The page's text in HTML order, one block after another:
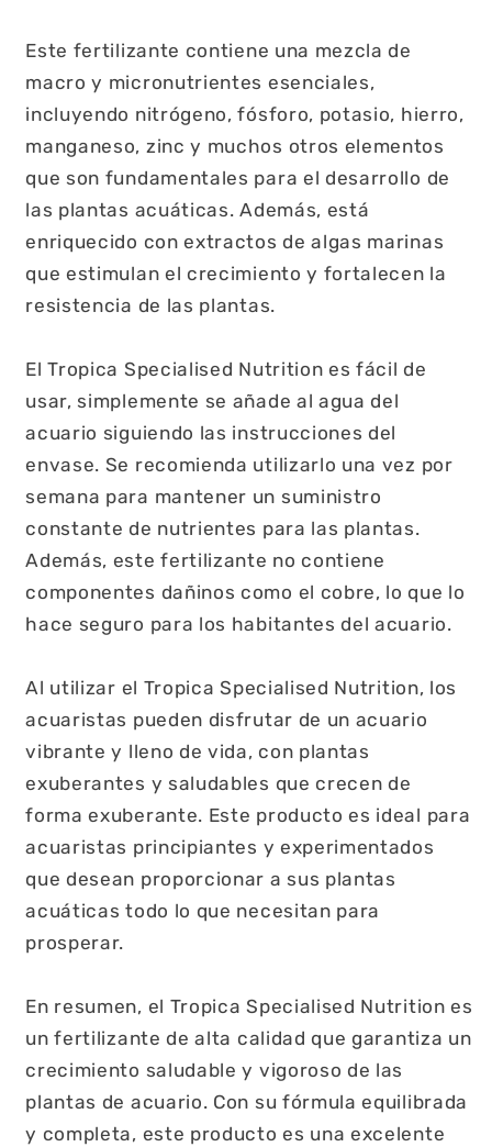
Este fertilizante contiene una mezcla de
macro y micronutrientes esenciales,
incluyendo nitrógeno, fósforo, potasio, hierro,
manganeso, zinc y muchos otros elementos
que son fundamentales para el desarrollo de
las plantas acuáticas. Además, está
enriquecido con extractos de algas marinas
que estimulan el crecimiento y fortalecen la
resistencia de las plantas.
El Tropica Specialised Nutrition es fácil de
usar, simplemente se añade al agua del
acuario siguiendo las instrucciones del
envase. Se recomienda utilizarlo una vez por
semana para mantener un suministro
constante de nutrientes para las plantas.
Además, este fertilizante no contiene
componentes dañinos como el cobre, lo que lo
hace seguro para los habitantes del acuario.
Al utilizar el Tropica Specialised Nutrition, los
acuaristas pueden disfrutar de un acuario
vibrante y lleno de vida, con plantas
exuberantes y saludables que crecen de
forma exuberante. Este producto es ideal para
acuaristas principiantes y experimentados
que desean proporcionar a sus plantas
acuáticas todo lo que necesitan para
prosperar.
En resumen, el Tropica Specialised Nutrition es
un fertilizante de alta calidad que garantiza un
crecimiento saludable y vigoroso de las
plantas de acuario. Con su fórmula equilibrada
y completa, este producto es una excelente